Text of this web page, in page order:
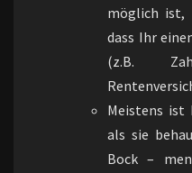
möglich ist,
dass Ihr
(z.B.
Meistens ist
als sie
Bock –